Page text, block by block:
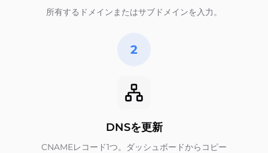
所有するドメインまたはサブドメインを入力。
2
DNSを更新
CNAMEレコード1つ。ダッシュボードからコピー